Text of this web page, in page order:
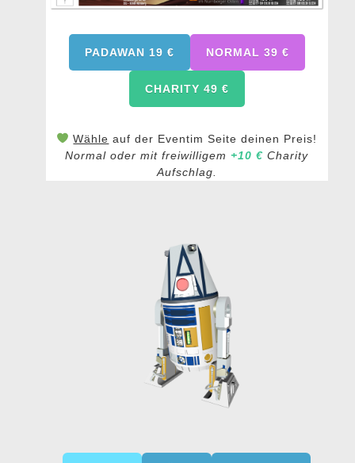
PADAWAN 19 € NORMAL 39 €
CHARITY 49 €
Wähle auf der Eventim Seite deinen Preis!
Normal oder mit freiwilligem +10 € Charity
Aufschlag.